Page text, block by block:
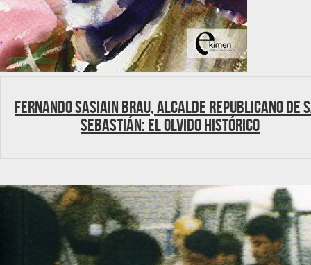
Fernando Sasiain Brau, Alcalde republicano de
Sebastián: el olvido histórico